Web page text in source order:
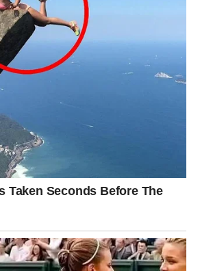
ajvar:
ljubitelj ljutog, smanjite količinu
izostavite.
kuhanja biti svjetliji, ali nakon
i blaži.
je konstantno miješanje tijekom
bio gladak i bez grudica.
ajvar idealan je dodatak uz
prilog mesnim jelima. Njegov
tekstura čine ga neodoljivim za